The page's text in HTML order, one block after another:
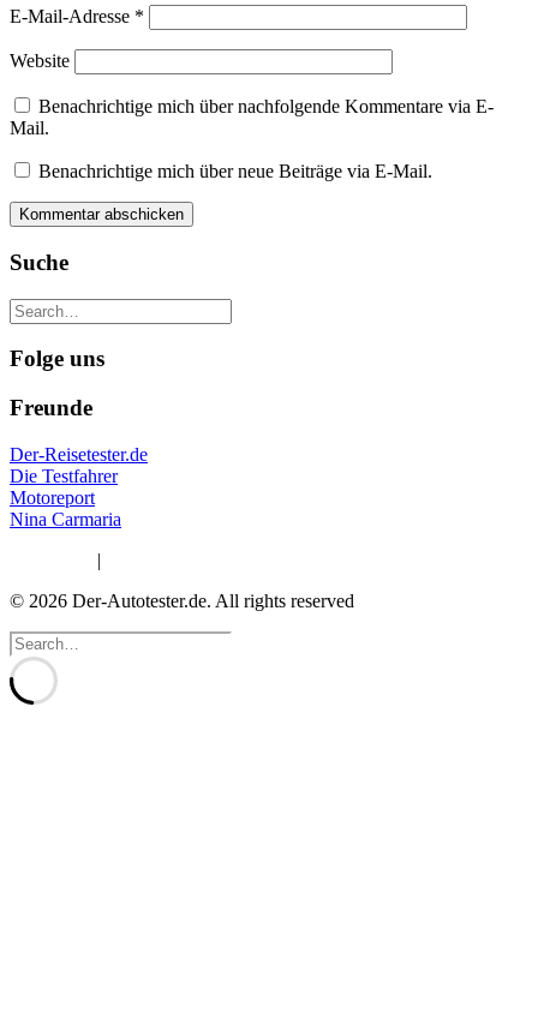
E-Mail-Adresse *
Website
Benachrichtige mich über nachfolgende Kommentare via E-
Mail.
Benachrichtige mich über neue Beiträge via E-Mail.
Suche
Folge uns
Freunde
Der-Reisetester.de
Die Testfahrer
Motoreport
Nina Carmaria
|
© 2026 Der-Autotester.de. All rights reserved